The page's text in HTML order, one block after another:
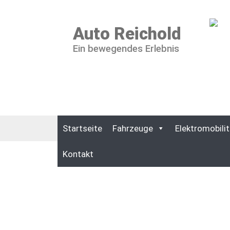
Auto Reichold
Ein bewegendes Erlebnis
Startseite Fahrzeuge
Kontakt